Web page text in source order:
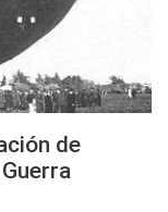
de